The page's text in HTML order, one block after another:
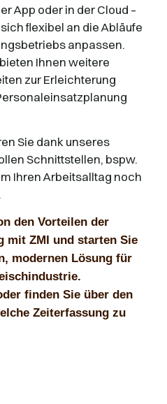
App oder in der Cloud –
flexibel an die Abläufe
anpassen.
Ihnen weitere
zur Erleichterung
Sie dank unseres
Schnittstellen, bspw.
Ihren Arbeitsalltag noch
den Vorteilen der
mit ZMI und starten Sie
modernen Lösung für
finden Sie über den
Zeiterfassung zu